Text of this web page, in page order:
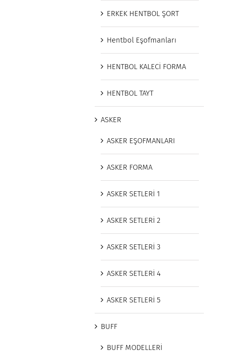
ERKEK HENTBOL ŞORT
Hentbol Eşofmanları
HENTBOL KALECİ FORMA
HENTBOL TAYT
ASKER
ASKER EŞOFMANLARI
ASKER FORMA
ASKER SETLERİ 1
ASKER SETLERİ 2
ASKER SETLERİ 3
ASKER SETLERİ 4
ASKER SETLERİ 5
BUFF
BUFF MODELLERİ